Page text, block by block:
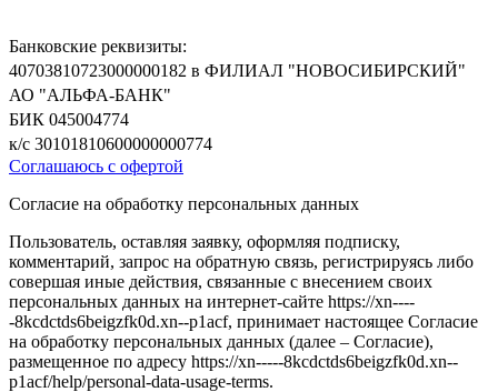
Банковские реквизиты:
40703810723000000182 в ФИЛИАЛ "НОВОСИБИРСКИЙ"
АО "АЛЬФА-БАНК"
БИК 045004774
к/с 30101810600000000774
Соглашаюсь с офертой
Согласие на обработку персональных данных
Пользователь, оставляя заявку, оформляя подписку,
комментарий, запрос на обратную связь, регистрируясь либо
совершая иные действия, связанные с внесением своих
персональных данных на интернет-сайте https://xn----
-8kcdctds6beigzfk0d.xn--p1acf, принимает настоящее Согласие
на обработку персональных данных (далее – Согласие),
размещенное по адресу https://xn-----8kcdctds6beigzfk0d.xn--
p1acf/help/personal-data-usage-terms.